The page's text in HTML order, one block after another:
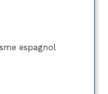
espagnol